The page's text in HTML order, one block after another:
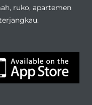
ruko, apartemen